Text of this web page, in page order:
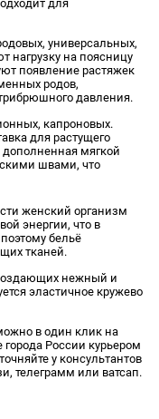
для
универсальных,
нагрузку на поясницу
появление растяжек
родов,
давления.
капроновых.
для растущего
дополненная мягкой
швами, что
женский организм
энергии, что в
бельё
тканей.
нежный и
эластичное кружево
в один клик на
России курьером
у консультантов
телеграмм или ватсап.